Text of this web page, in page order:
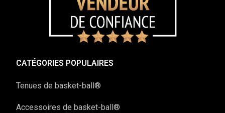
CATÉGORIES POPULAIRES
Tenues de basket-ball®
Accessoires de basket-ball®